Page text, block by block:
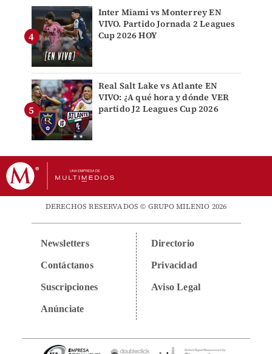
Inter Miami vs Monterrey EN
VIVO. Partido Jornada 2 Leagues
Cup 2026 HOY
Real Salt Lake vs Atlante EN
VIVO: ¿A qué hora y dónde VER
partido J2 Leagues Cup 2026
DERECHOS RESERVADOS © GRUPO MILENIO 2026
Newsletters
Contáctanos
Suscripciones
Anúnciate
Directorio
Privacidad
Aviso Legal